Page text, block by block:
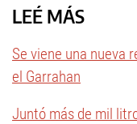
LEÉ MÁS
Se viene una nueva
el Garrahan
Juntó más de mil